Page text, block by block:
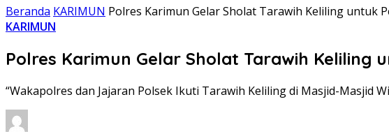
Beranda KARIMUN Polres Karimun Gelar Sholat Tarawih Keliling untuk
KARIMUN
Polres Karimun Gelar Sholat Tarawih
“Wakapolres dan Jajaran Polsek Ikuti Tarawih Keliling di Masjid-Masjid